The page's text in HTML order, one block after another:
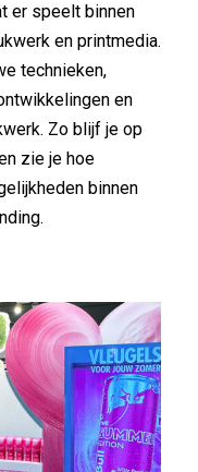
er speelt binnen
en printmedia.
technieken,
en
Zo blijf je op
zie je hoe
binnen